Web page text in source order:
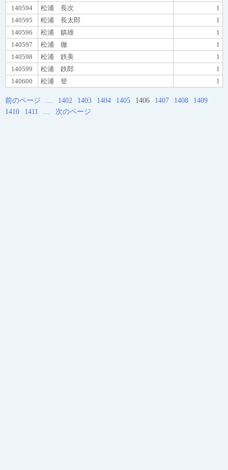
140594
松浦 長次
1
140595
松浦 長太郎
1
140596
松浦 鎮雄
1
140597
松浦 徹
1
140598
松浦 鉄美
1
140599
松浦 鉄郎
1
140600
松浦 登 1
前のページ … 1402 1403 1404 1405 1406 1407 1408
1409
1410
1411 … 次のページ